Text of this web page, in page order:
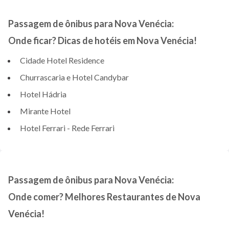
Passagem de ônibus para Nova Venécia:
Onde ficar? Dicas de hotéis em Nova Venécia!
Cidade Hotel Residence
Churrascaria e Hotel Candybar
Hotel Hádria
Mirante Hotel
Hotel Ferrari - Rede Ferrari
Passagem de ônibus para Nova Venécia:
Onde comer? Melhores Restaurantes de Nova
Venécia!